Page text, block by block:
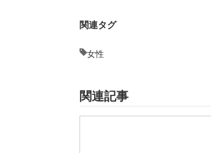
関連タグ
女性
関連記事